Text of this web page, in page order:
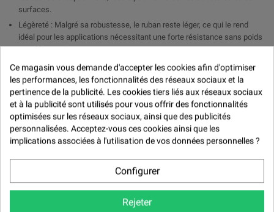
surfaces.
Légèreté : Malgré sa robustesse, le ruban reste léger, ce qui le rend
idéal pour les applications nécessitant une forte résistance sans poids
supplémentaire.
Flexibilité : Le ruban unidirectionnel peut être facilement façonné et
appliqué sur des surfaces courbes ou irrégulières, offrant une
adaptabilité maximale dans divers projets.
Applications suggérées:
Renforcement de structures en composite
Réparation de pièces en plastique ou en fibre de verre
Fabrication de pièces composites sur mesure
Renforcement de bateaux, planches de surf et autres équipements
Ce magasin vous demande d'accepter les cookies afin d'optimiser
les performances, les fonctionnalités des réseaux sociaux et la
pertinence de la publicité. Les cookies tiers liés aux réseaux sociaux
et à la publicité sont utilisés pour vous offrir des fonctionnalités
optimisées sur les réseaux sociaux, ainsi que des publicités
personnalisées. Acceptez-vous ces cookies ainsi que les
implications associées à l'utilisation de vos données personnelles ?
Configurer
Rejeter